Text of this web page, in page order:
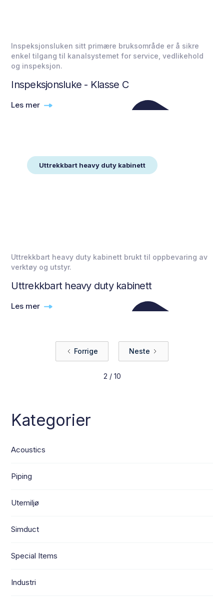
Inspeksjonsluken sitt primære bruksområde er å sikre
enkel tilgang til kanalsystemet for service, vedlikehold
og inspeksjon.
Inspeksjonsluke - Klasse C
Les mer
Uttrekkbart heavy duty kabinett
Uttrekkbart heavy duty kabinett brukt til oppbevaring av
verktøy og utstyr.
Uttrekkbart heavy duty kabinett
Les mer
Forrige Neste
2 / 10
Kategorier
Acoustics
Piping
Utemiljø
Simduct
Special Items
Industri